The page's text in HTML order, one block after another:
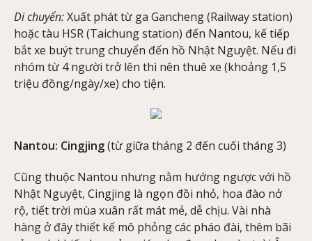
Di chuyển:Xuất phát từ ga Gancheng (Railway station)
hoặc tàu HSR (Taichung station) đến Nantou, kế tiếp
bắt xe buýt trung chuyển đến hồ Nhật Nguyệt. Nếu đi
nhóm từ 4 người trở lên thì nên thuê xe (khoảng 1,5
triệu đồng/ngày/xe) cho tiện.
Nantou: Cingjing(từ giữa tháng 2 đến cuối tháng 3)
Cũng thuộc Nantou nhưng nằm hướng ngược với hồ
Nhật Nguyệt, Cingjing là ngọn đồi nhỏ, hoa đào nở
rộ, tiết trời mùa xuân rất mát mẻ, dễ chịu. Vài nhà
hàng ở đây thiết kế mô phỏng các pháo đài, thêm bãi